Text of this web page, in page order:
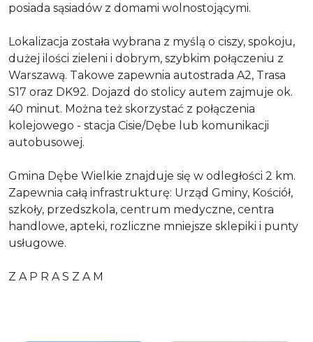
posiada sąsiadów z domami wolnostojącymi.
Lokalizacja została wybrana z myślą o ciszy, spokoju,
dużej ilości zieleni i dobrym, szybkim połączeniu z
Warszawą. Takowe zapewnia autostrada A2, Trasa
S17 oraz DK92. Dojazd do stolicy autem zajmuje ok.
40 minut. Można też skorzystać z połączenia
kolejowego - stacja Cisie/Dębe lub komunikacji
autobusowej.
Gmina Dębe Wielkie znajduje się w odległości 2 km.
Zapewnia całą infrastrukturę: Urząd Gminy, Kościół,
szkoły, przedszkola, centrum medyczne, centra
handlowe, apteki, rozliczne mniejsze sklepiki i punty
usługowe.
Z A P R A S Z A M